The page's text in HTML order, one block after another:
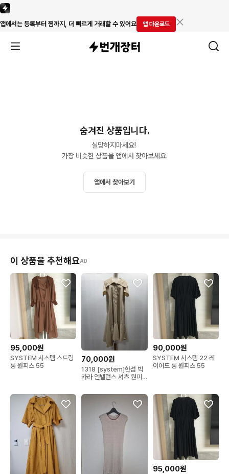
앱에서는 등록부터 찜까지, 더 빠르게 거래할 수 있어요 앱 다운로드
숨겨진 상품입니다.
실망하지마세요!
가장 비슷한 상품을 앱에서 찾아보세요.
앱에서 찾아보기
이 상품을 추천해요AD
95,000원
SYSTEM 시스템 스트링
롱 원피스 55
70,000원
1318 [system]한섬 빅
카라 언밸런스 셔츠 원피
90,000원
SYSTEM 시스템 22 레
이어드 롱 원피스 55
95,000원